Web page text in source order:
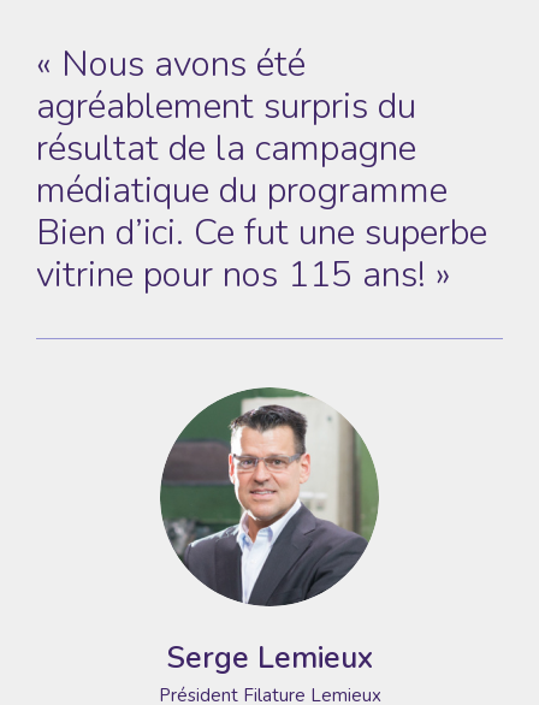
« Nous avons été
agréablement surpris du
résultat de la campagne
médiatique du programme
Bien d’ici. Ce fut une superbe
vitrine pour nos 115 ans! »
Serge Lemieux
PrésidentFilature Lemieux